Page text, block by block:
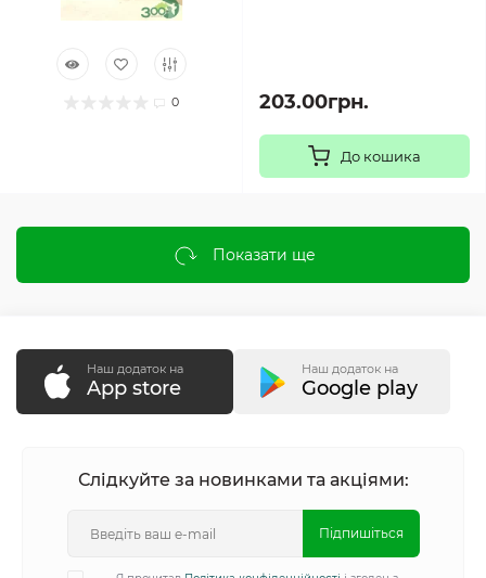
0 203.00грн.
До кошика
Показати ще
Наш додаток на
App store
Наш додаток на
Google play
Слідкуйте за новинками та акціями:
Підпишіться